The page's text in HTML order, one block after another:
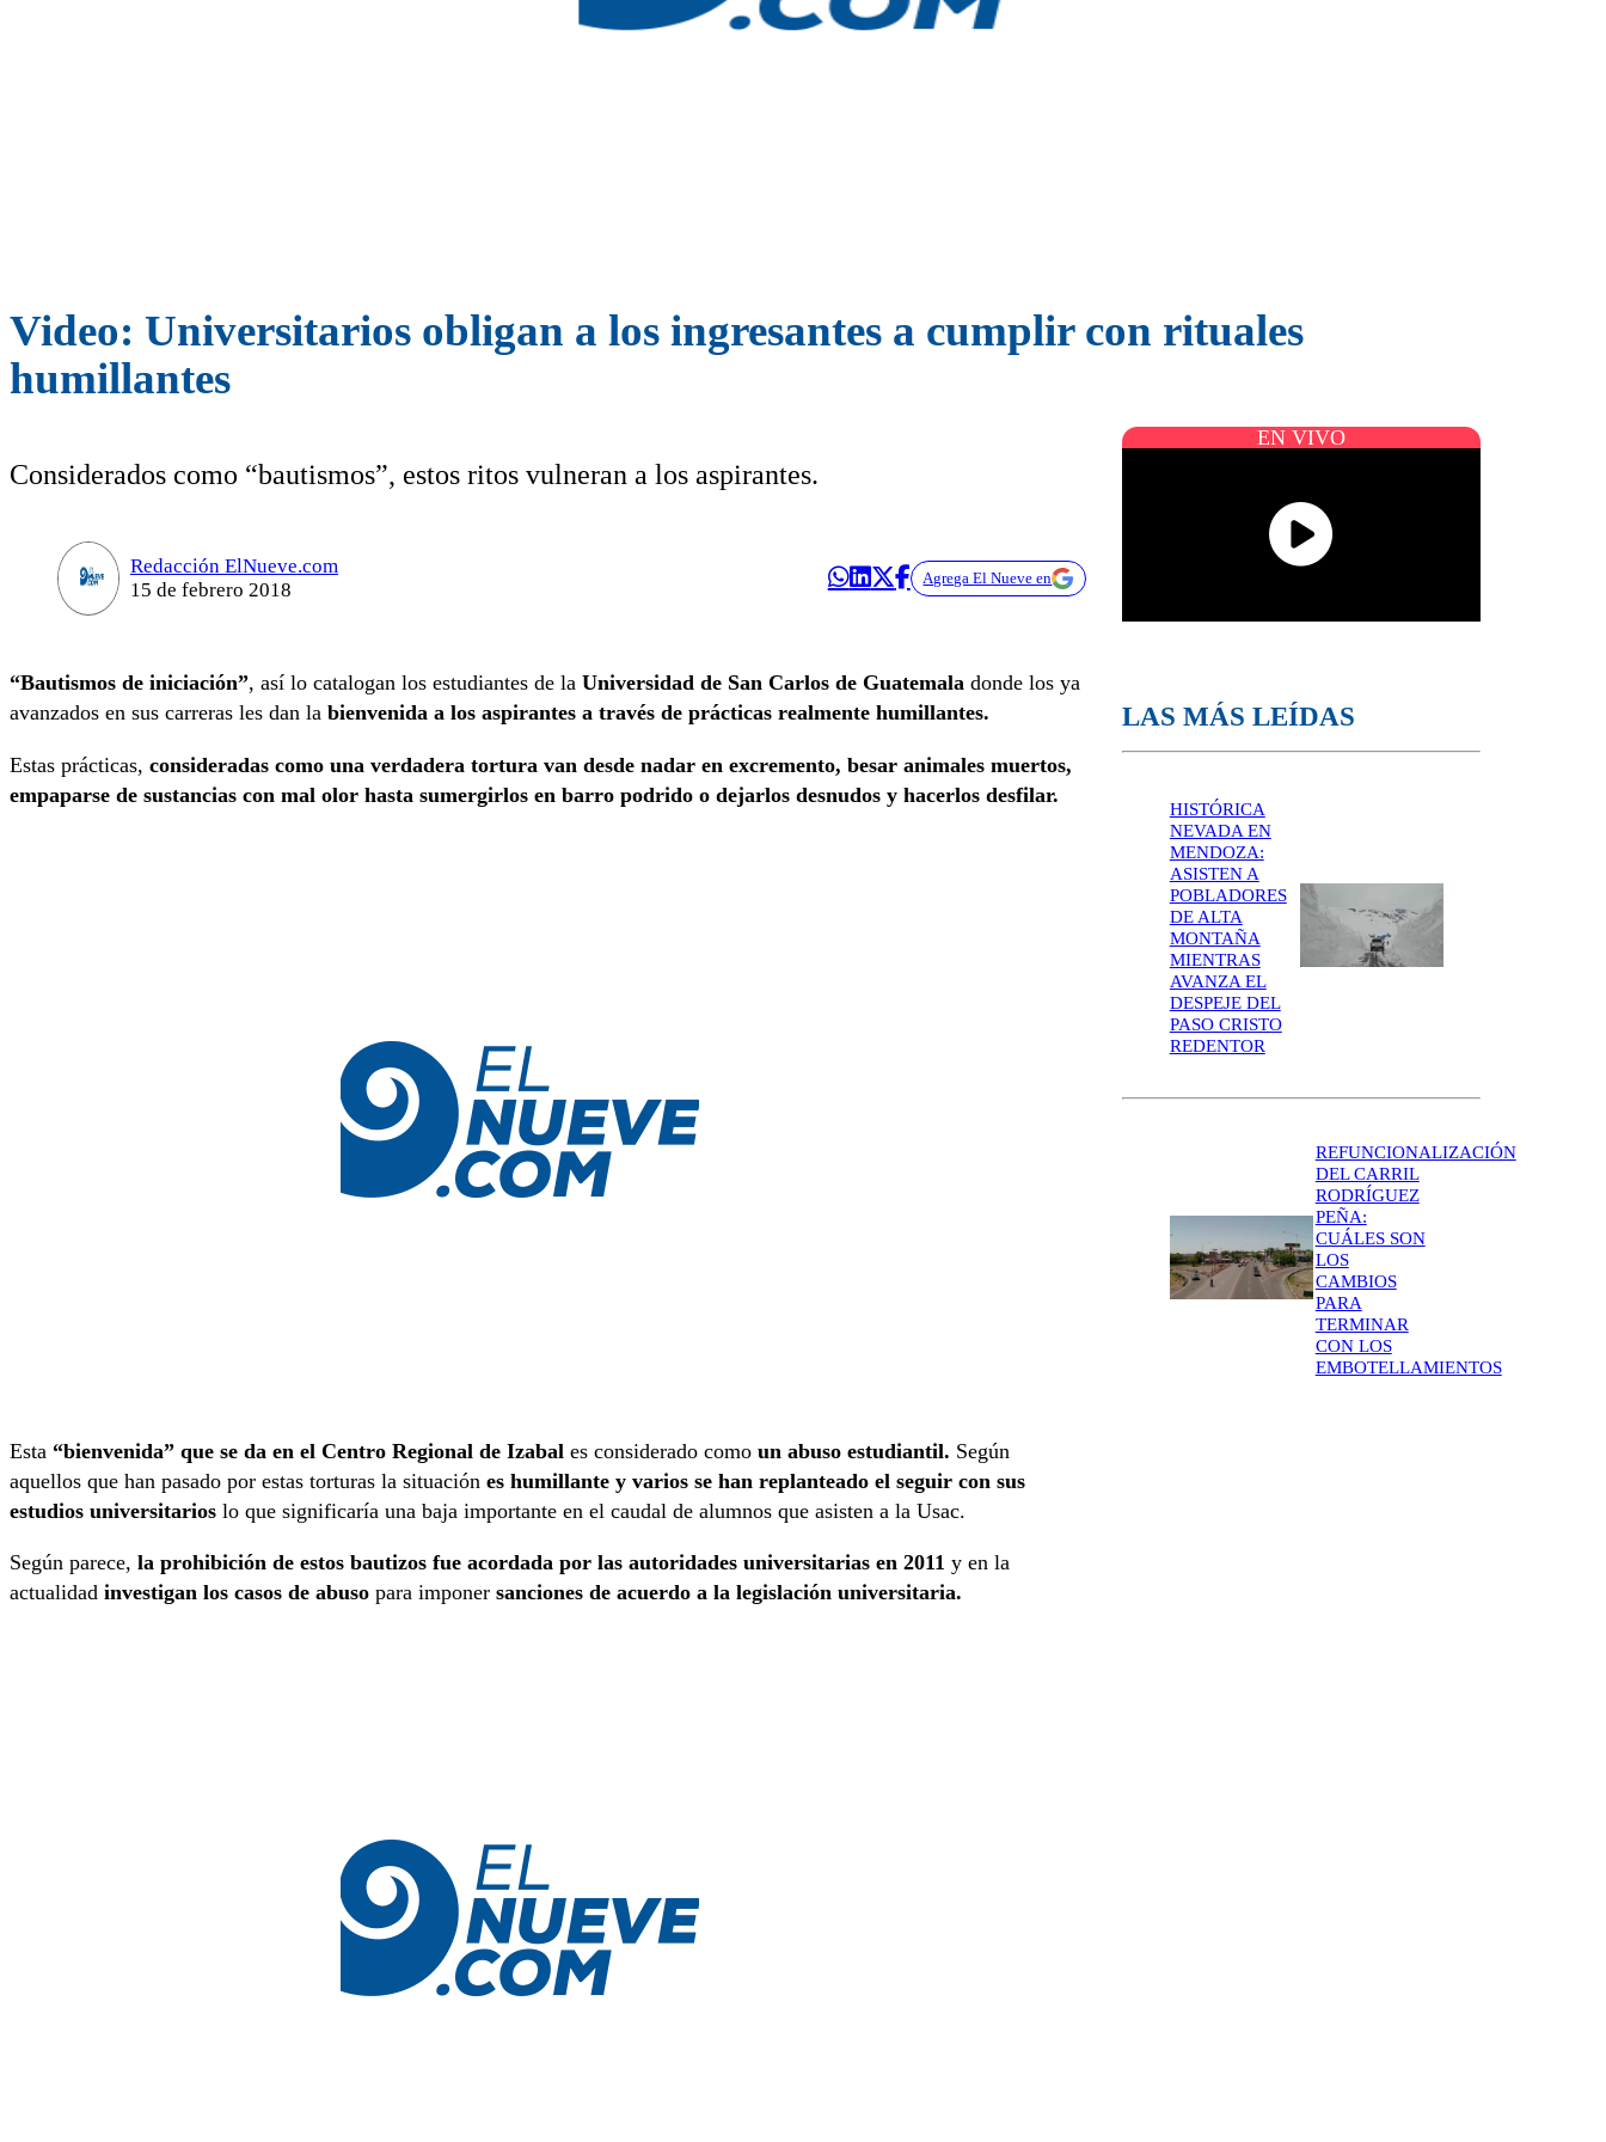
Video: Universitarios obligan a los ingresantes a cumplir con rituales
humillantes
Considerados como “bautismos”, estos ritos vulneran a los aspirantes.
Redacción ElNueve.com
15 de febrero 2018
Agrega El Nueve en
“Bautismos de iniciación”, así lo catalogan los estudiantes de la Universidad de San Carlos de Guatemala donde los ya
avanzados en sus carreras les dan la bienvenida a los aspirantes a través de prácticas realmente humillantes.
Estas prácticas, consideradas como una verdadera tortura van desde nadar en excremento, besar animales muertos,
empaparse de sustancias con mal olor hasta sumergirlos en barro podrido o dejarlos desnudos y hacerlos desfilar.
Esta “bienvenida” que se da en el Centro Regional de Izabal es considerado como un abuso estudiantil. Según
aquellos que han pasado por estas torturas la situación es humillante y varios se han replanteado el seguir con sus
estudios universitarios lo que significaría una baja importante en el caudal de alumnos que asisten a la Usac.
Según parece, la prohibición de estos bautizos fue acordada por las autoridades universitarias en 2011 y en la
actualidad investigan los casos de abuso para imponer sanciones de acuerdo a la legislación universitaria.
EN VIVO
LAS MÁS LEÍDAS
HISTÓRICA
NEVADA EN
MENDOZA:
ASISTEN A
POBLADORES
DE ALTA
MONTAÑA
MIENTRAS
AVANZA EL
DESPEJE DEL
PASO CRISTO
REDENTOR
REFUNCIONALIZACIÓN
DEL CARRIL
RODRÍGUEZ
PEÑA:
CUÁLES SON
LOS
CAMBIOS
PARA
TERMINAR
CON LOS
EMBOTELLAMIENTOS